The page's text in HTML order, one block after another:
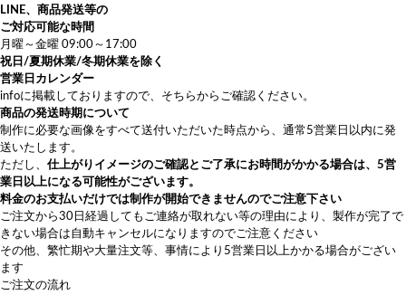
LINE、商品発送等の
ご対応可能な時間
月曜～金曜 09:00～17:00
祝日/夏期休業/冬期休業を除く
営業日カレンダー
infoに掲載しておりますので、そちらからご確認ください。
商品の発送時期について
制作に必要な画像をすべて送付いただいた時点から、通常5営業日以内に発
送いたします。
ただし、 仕上がりイメージのご確認とご了承にお時間がかかる場合は、5営
業日以上になる可能性がございます。
料金のお支払いだけでは制作が開始できませんのでご注意下さい
ご注文から30日経過してもご連絡が取れない等の理由により、製作が完了で
きない場合は自動キャンセルになりますのでご注意ください
その他、繁忙期や大量注文等、事情により5営業日以上かかる場合がござい
ます
ご注文の流れ